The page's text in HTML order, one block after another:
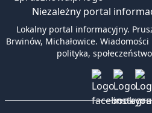
Niezależny portal
Lokalny portal informacyjny.
Brwinów, Michałowice.
polityka,